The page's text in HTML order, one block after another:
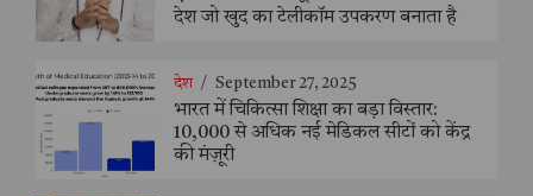
देश जो खुद का टेलीकॉम उपकरण बनाता है
देश / September 27, 2025
भारत में चिकित्सा शिक्षा का बड़ा विस्तार:
10,000 से अधिक नई मेडिकल सीटों को केंद्र
की मंज़ूरी